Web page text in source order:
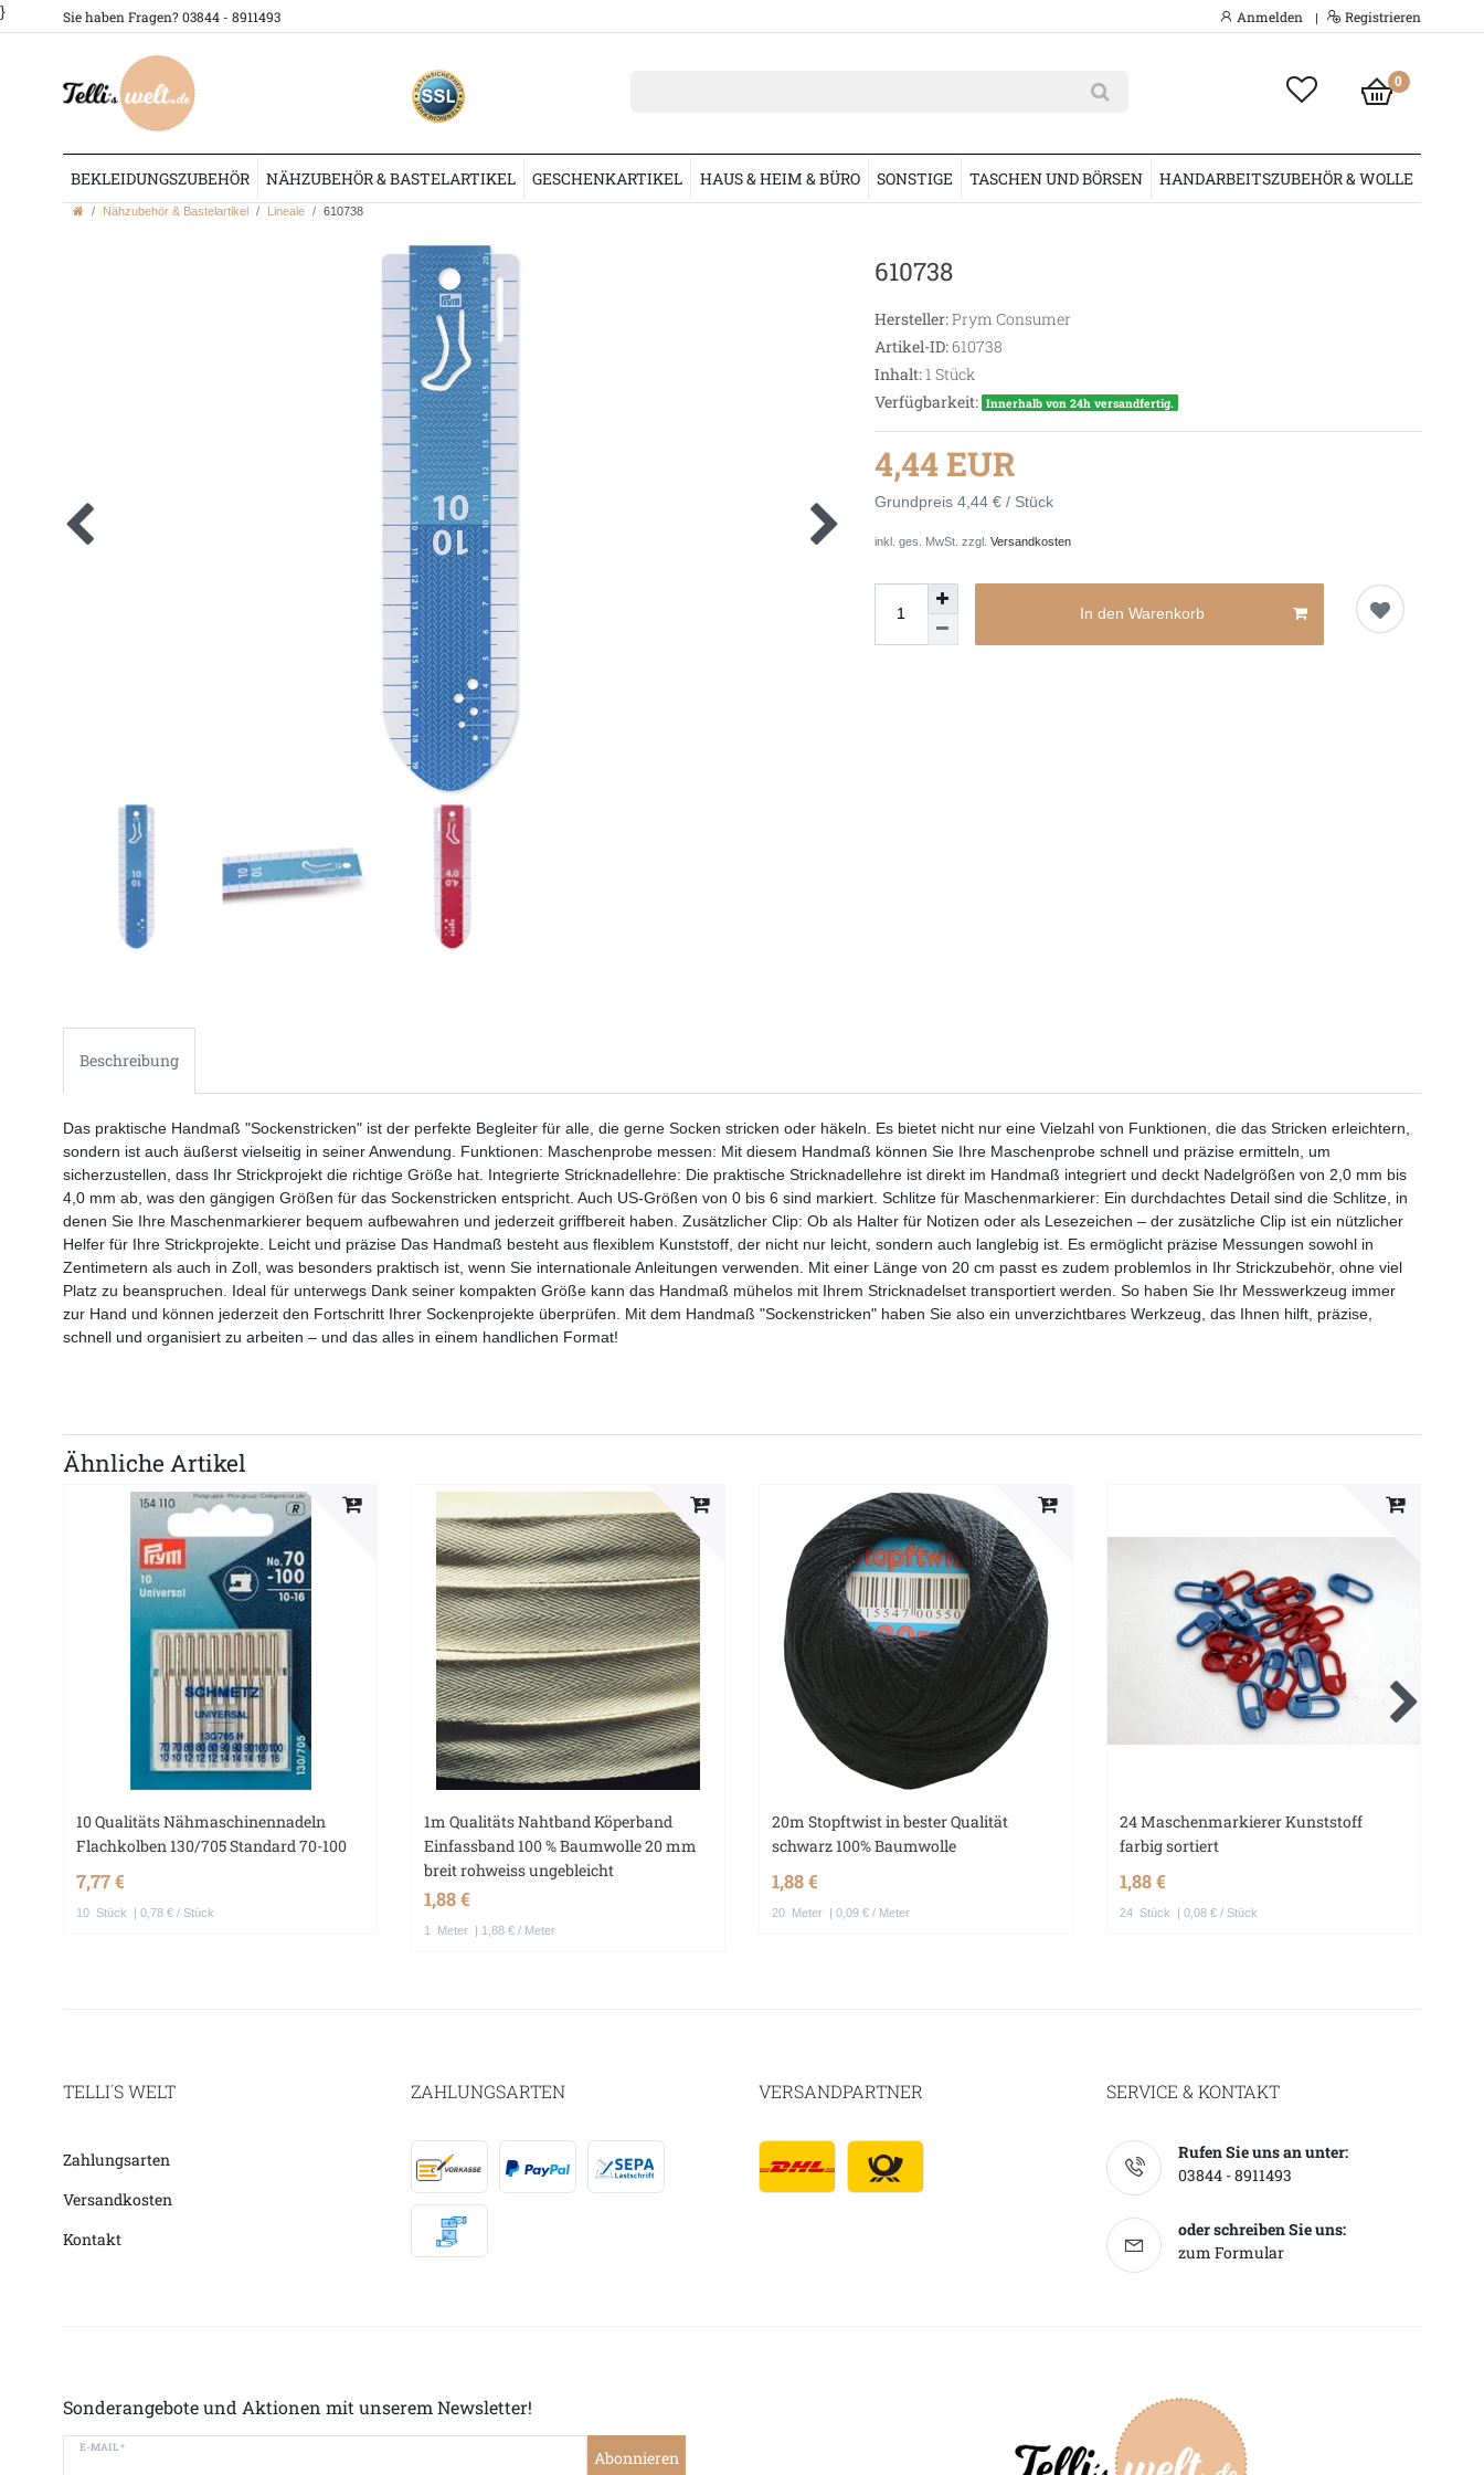
} Sie haben Fragen? 03844 - 8911493 Anmelden | Registrieren
0
BEKLEIDUNGSZUBEHÖR NÄHZUBEHÖR & BASTELARTIKEL GESCHENKARTIKEL HAUS & HEIM & BÜRO SONSTIGE TASCHEN UND BÖRSEN HANDARBEITSZUBEHÖR & WOLLE
Nähzubehör & Bastelartikel Lineale 610738
610738
Hersteller:Prym Consumer
Artikel-ID:610738
Inhalt:1 Stück
Verfügbarkeit: Innerhalb von 24h versandfertig.
4,44 EUR
Grundpreis 4,44 € / Stück
inkl. ges. MwSt. zzgl. Versandkosten
In den Warenkorb
Beschreibung
Das praktische Handmaß "Sockenstricken" ist der perfekte Begleiter für alle, die gerne Socken stricken oder häkeln. Es bietet nicht nur eine Vielzahl von Funktionen, die das Stricken erleichtern,
sondern ist auch äußerst vielseitig in seiner Anwendung. Funktionen: Maschenprobe messen: Mit diesem Handmaß können Sie Ihre Maschenprobe schnell und präzise ermitteln, um
sicherzustellen, dass Ihr Strickprojekt die richtige Größe hat. Integrierte Stricknadellehre: Die praktische Stricknadellehre ist direkt im Handmaß integriert und deckt Nadelgrößen von 2,0 mm bis
4,0 mm ab, was den gängigen Größen für das Sockenstricken entspricht. Auch US-Größen von 0 bis 6 sind markiert. Schlitze für Maschenmarkierer: Ein durchdachtes Detail sind die Schlitze, in
denen Sie Ihre Maschenmarkierer bequem aufbewahren und jederzeit griffbereit haben. Zusätzlicher Clip: Ob als Halter für Notizen oder als Lesezeichen – der zusätzliche Clip ist ein nützlicher
Helfer für Ihre Strickprojekte. Leicht und präzise Das Handmaß besteht aus flexiblem Kunststoff, der nicht nur leicht, sondern auch langlebig ist. Es ermöglicht präzise Messungen sowohl in
Zentimetern als auch in Zoll, was besonders praktisch ist, wenn Sie internationale Anleitungen verwenden. Mit einer Länge von 20 cm passt es zudem problemlos in Ihr Strickzubehör, ohne viel
Platz zu beanspruchen. Ideal für unterwegs Dank seiner kompakten Größe kann das Handmaß mühelos mit Ihrem Stricknadelset transportiert werden. So haben Sie Ihr Messwerkzeug immer
zur Hand und können jederzeit den Fortschritt Ihrer Sockenprojekte überprüfen. Mit dem Handmaß "Sockenstricken" haben Sie also ein unverzichtbares Werkzeug, das Ihnen hilft, präzise,
schnell und organisiert zu arbeiten – und das alles in einem handlichen Format!
Ähnliche Artikel
10 Qualitäts Nähmaschinennadeln
Flachkolben 130/705 Standard 70-100
7,77 €
10 Stück | 0,78 € / Stück
1m Qualitäts Nahtband Köperband
Einfassband 100 % Baumwolle 20 mm
breit rohweiss ungebleicht
1,88 €
1 Meter | 1,88 € / Meter
20m Stopftwist in bester Qualität
schwarz 100% Baumwolle
1,88 €
20 Meter | 0,09 € / Meter
24 Maschenmarkierer Kunststoff
farbig sortiert
1,88 €
24 Stück | 0,08 € / Stück
TELLI´S WELT
Zahlungsarten
Versandkosten
Kontakt
ZAHLUNGSARTEN VERSANDPARTNER SERVICE & KONTAKT
Rufen Sie uns an unter:
03844 - 8911493
oder schreiben Sie uns:
zum Formular
Sonderangebote und Aktionen mit unserem Newsletter!
E-MAIL *
Abonnieren